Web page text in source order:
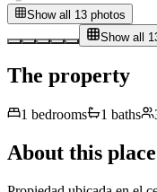
Show all 13 photos
Show all
The property
1 bedrooms 1 baths
About this place